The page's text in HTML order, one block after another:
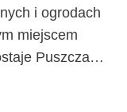
i ogrodach
miejscem
Puszcza…